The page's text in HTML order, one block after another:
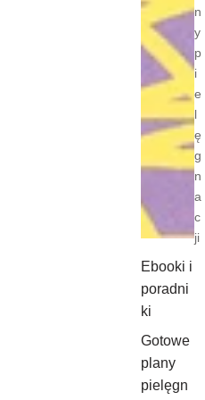
n
y
p
i
e
l
ę
g
n
a
c
ji
Ebooki i
poradni
ki
Gotowe
plany
pielęgn